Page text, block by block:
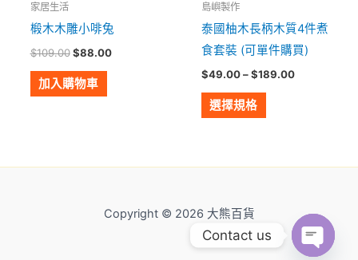
家居生活
椴木木雕小啡兔
$109.00 $88.00
加入購物車
島嶼製作
泰國柚木長柄木質4件煮
食套裝 (可單件購買)
$49.00 – $189.00
選擇規格
擇
Copyright © 2026 大熊百貨
Contact us